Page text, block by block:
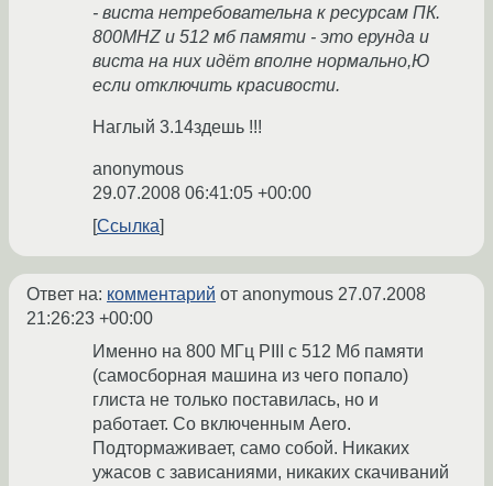
- виста нетребовательна к ресурсам ПК.
800MHZ и 512 мб памяти - это ерунда и
виста на них идёт вполне нормально,Ю
если отключить красивости.
Наглый 3.14здешь !!!
anonymous
29.07.2008 06:41:05 +00:00
Ссылка
Ответ на: комментарий от anonymous 27.07.2008
21:26:23 +00:00
Именно на 800 МГц РIII с 512 Мб памяти
(самосборная машина из чего попало)
глиста не только поставилась, но и
работает. Со включенным Aero.
Подтормаживает, само собой. Никаких
ужасов с зависаниями, никаких скачиваний